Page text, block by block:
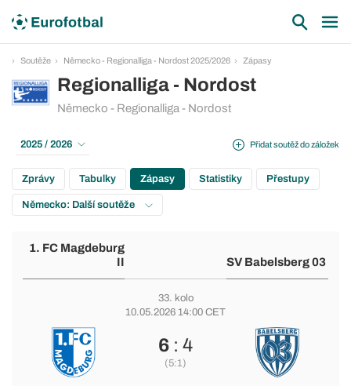
Soutěže Německo - Regionalliga - Nordost 2025/2026 Zápasy
Regionalliga - Nordost
Německo - Regionalliga - Nordost
Přidat soutěž do záložek
2025 / 2026
Zprávy Tabulky Zápasy Statistiky Přestupy
Německo: Další soutěže
1. FC Magdeburg
II
SV Babelsberg 03
33. kolo
10.05.2026 14:00 CET
6: 4
(5:1)